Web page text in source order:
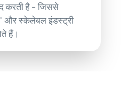
करती है - जिससे
और स्केलेबल इंडस्ट्री
हैं।